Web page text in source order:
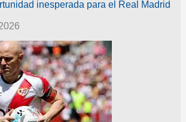
inesperada para el Real Madrid